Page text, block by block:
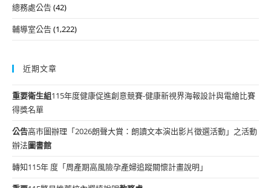
總務處公告(42)
輔導室公告(1,222)
近期文章
重要衛生組115年度健康促進創意競賽-健康新視界海報設計與電繪比賽
得獎名單
公告高市圖辦理「2026朗聲大賞：朗讀文本演出影片徵選活動」之活動
辦法圖書館
轉知115年 度「周產期高風險孕產婦追蹤關懷計畫說明」